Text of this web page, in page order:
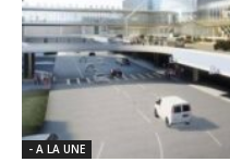
- A LA UNE